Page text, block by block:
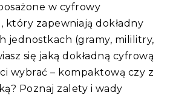
w cyfrowy
który zapewniają dokładny
jednostkach (gramy, mililitry,
się jaką dokładną cyfrową
wybrać – kompaktową czy z
Poznaj zalety i wady